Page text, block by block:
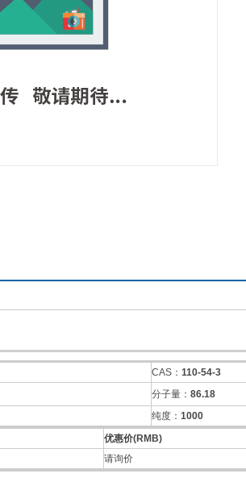
CAS： 110-54-3
分子量： 86.18
纯度： 1000
优惠价(RMB)
请询价